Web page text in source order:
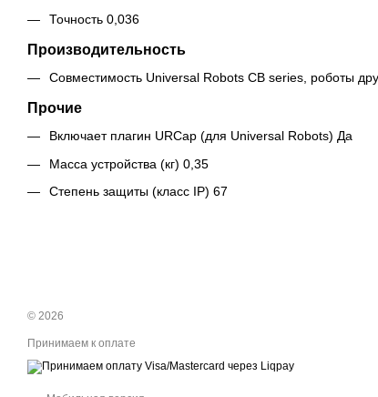
Точность 0,036
Производительность
Совместимость Universal Robots CB series, роботы
Прочие
Включает плагин URCap (для Universal Robots) Да
Масса устройства (кг) 0,35
Степень защиты (класс IP) 67
© 2026
Принимаем к оплате